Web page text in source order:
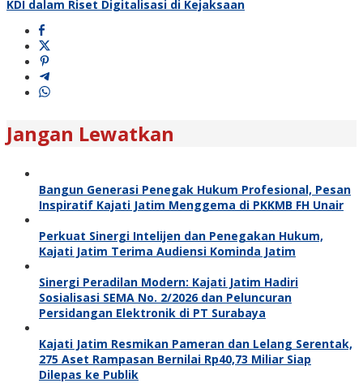
KDI dalam Riset Digitalisasi di Kejaksaan
Jangan Lewatkan
Bangun Generasi Penegak Hukum Profesional, Pesan
Inspiratif Kajati Jatim Menggema di PKKMB FH Unair
Perkuat Sinergi Intelijen dan Penegakan Hukum,
Kajati Jatim Terima Audiensi Kominda Jatim
Sinergi Peradilan Modern: Kajati Jatim Hadiri
Sosialisasi SEMA No. 2/2026 dan Peluncuran
Persidangan Elektronik di PT Surabaya
Kajati Jatim Resmikan Pameran dan Lelang Serentak,
275 Aset Rampasan Bernilai Rp40,73 Miliar Siap
Dilepas ke Publik